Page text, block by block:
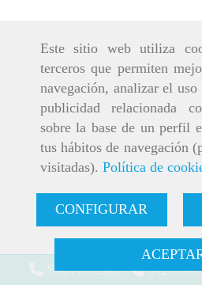
Este sitio web utiliza
terceros que permiten
navegación, analizar el
publicidad relacionada
sobre la base de un perfil
tus hábitos de navegación
visitadas). Política de
CONFIGURAR
916737560